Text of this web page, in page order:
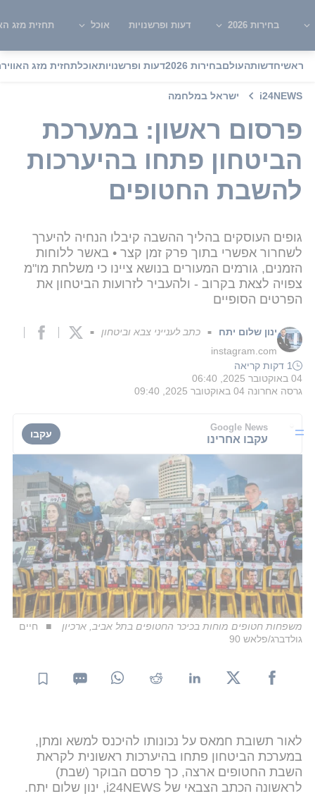
בחירות 2026 דעות ופרשנויות אוכל תחזית מזג
ראשיחדשותהעולםבחירות 2026 דעות ופרשנויותאוכלתחזית מזג האוויר
i24NEWS ישראל במלחמה
פרסום ראשון: במערכת
הביטחון פתחו בהיערכות
להשבת החטופים
גופים העוסקים בהליך ההשבה קיבלו הנחיה להיערך
לשחרור אפשרי בתוך פרק זמן קצר • באשר ללוחות
הזמנים, גורמים המעורים בנושא ציינו כי משלחת מו"מ
צפויה לצאת בקרוב - ולהעביר לזרועות הביטחון את
הפרטים הסופיים
ינון שלום יתח ■ כתב לענייני צבא וביטחון ■
instagram.com
1 דקות קריאה
04 באוקטובר 2025, 06:40
גרסה אחרונה 04 באוקטובר 2025, 09:40
Google News
עקבו אחרינו עקבו
משפחות חטופים מוחות בכיכר החטופים בתל אביב, ארכיון
חיים
גולדברג/פלאש 90
לאור תשובת חמאס על נכונותו להיכנס למשא ומתן,
במערכת הביטחון פתחו בהיערכות ראשונית לקראת
השבת החטופים ארצה, כך פרסם הבוקר (שבת)
לראשונה הכתב הצבאי של i24NEWS, ינון שלום יתח.